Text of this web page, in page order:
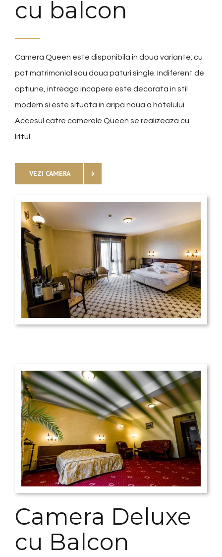
cu balcon
Camera Queen este disponibila in doua variante: cu
pat matrimonial sau doua paturi single. Indiferent de
optiune, intreaga incapere este decorata in stil
modern si este situata in aripa noua a hotelului.
Accesul catre camerele Queen se realizeaza cu
liftul.
VEZI CAMERA
Camera Deluxe
cu Balcon